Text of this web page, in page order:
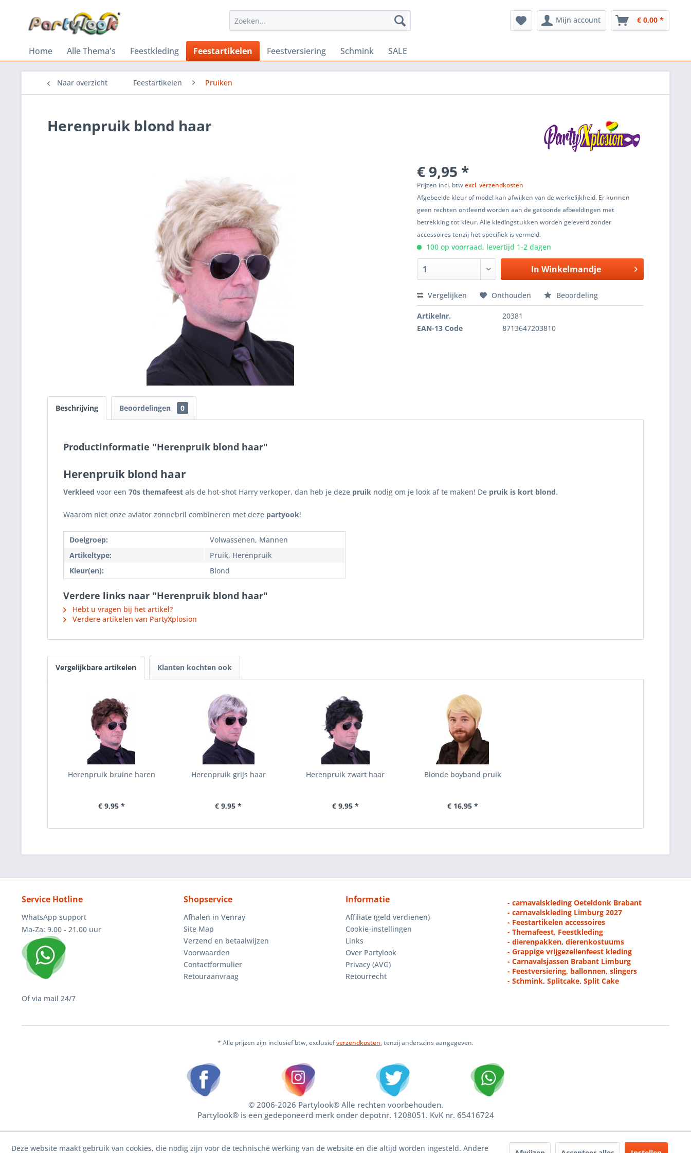
Mijn account € 0,00 *
Home Alle Thema's Feestkleding Feestartikelen Feestversiering Schmink SALE
Naar overzicht Feestartikelen Pruiken
Herenpruik blond haar
€ 9,95 *
Prijzen incl. btwexcl. verzendkosten
Afgebeelde kleur of model kan afwijken van de werkelijkheid. Er kunnen
geen rechten ontleend worden aan de getoonde afbeeldingen met
betrekking tot kleur. Alle kledingstukken worden geleverd zonder
accessoires tenzij het specifiek is vermeld.
100 op voorraad, levertijd 1-2 dagen
In Winkelmandje
Vergelijken Onthouden Beoordeling
Artikelnr.
20381
EAN-13 Code
8713647203810
Beschrijving Beoordelingen 0
Productinformatie "Herenpruik blond haar"
Herenpruik blond haar
Verkleed voor een 70s themafeest als de hot-shot Harry verkoper, dan heb je deze pruik nodig om je look af te maken! De pruik is kort blond.
Waarom niet onze aviator zonnebril combineren met deze partyook!
Doelgroep:
Volwassenen, Mannen
Artikeltype:
Pruik, Herenpruik
Kleur(en):
Blond
Verdere links naar "Herenpruik blond haar"
Hebt u vragen bij het artikel?
Verdere artikelen van PartyXplosion
Vergelijkbare artikelen Klanten kochten ook
Herenpruik bruine haren
€ 9,95 *
Herenpruik grijs haar
€ 9,95 *
Herenpruik zwart haar
€ 9,95 *
Blonde boyband pruik
€ 16,95 *
Service Hotline
WhatsApp support
Ma-Za: 9.00 - 21.00 uur
Of via mail 24/7
Shopservice
Afhalen in Venray
Site Map
Verzend en betaalwijzen
Voorwaarden
Contactformulier
Retouraanvraag
Informatie
Affiliate (geld verdienen)
Cookie-instellingen
Links
Over Partylook
Privacy (AVG)
Retourrecht
- carnavalskleding Oeteldonk Brabant
- carnavalskleding Limburg 2027
- Feestartikelen accessoires
- Themafeest, Feestkleding
- dierenpakken, dierenkostuums
- Grappige vrijgezellenfeest kleding
- Carnavalsjassen Brabant Limburg
- Feestversiering, ballonnen, slingers
- Schmink, Splitcake, Split Cake
* Alle prijzen zijn inclusief btw, exclusiefverzendkosten, tenzij anderszins aangegeven.
© 2006-2026 Partylook® Alle rechten voorbehouden.
Partylook® is een gedeponeerd merk onder depotnr. 1208051. KvK nr. 65416724
Deze website maakt gebruik van cookies, die nodig zijn voor de technische werking van de website en die altijd worden ingesteld. Andere